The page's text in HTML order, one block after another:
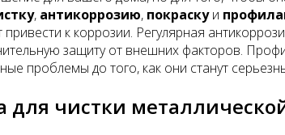
, антикоррозию, покраскуи
к коррозии. Регулярная
защиту от внешних факторов.
проблемы до того, как они станут
для чистки